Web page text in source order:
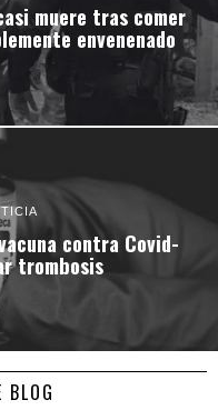
muere tras comer
envenenado
contra Covid-
trombosis
BLOG